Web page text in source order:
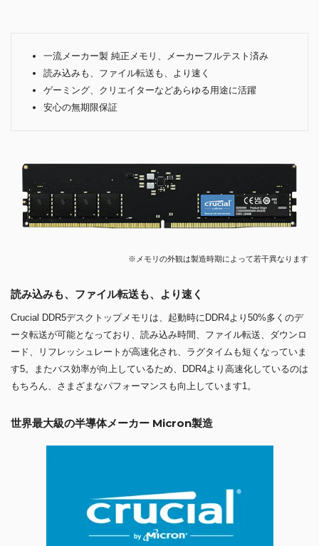
一流メーカー製 純正メモリ、メーカーフルテスト済み
読み込みも、ファイル転送も、より速く
ゲーミング、クリエイターなどあらゆる用途に活躍
安心の無期限保証
※メモリの外観は製造時期によって若干異なります
読み込みも、ファイル転送も、より速く
Crucial DDR5デスクトップメモリは、起動時にDDR4より50%多くのデ
ータ転送が可能となっており、読み込み時間、ファイル転送、ダウンロ
ード、リフレッシュレートが高速化され、ラグタイムも短くなっていま
す5。またバス効率が向上しているため、DDR4より高速化しているのは
もちろん、さまざまなパフォーマンスも向上しています1。
世界最大級の半導体メーカー Micron製造